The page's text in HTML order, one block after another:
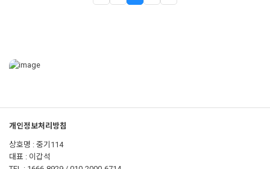
개인정보처리방침
상호명 : 중기114
대표 : 이갑석